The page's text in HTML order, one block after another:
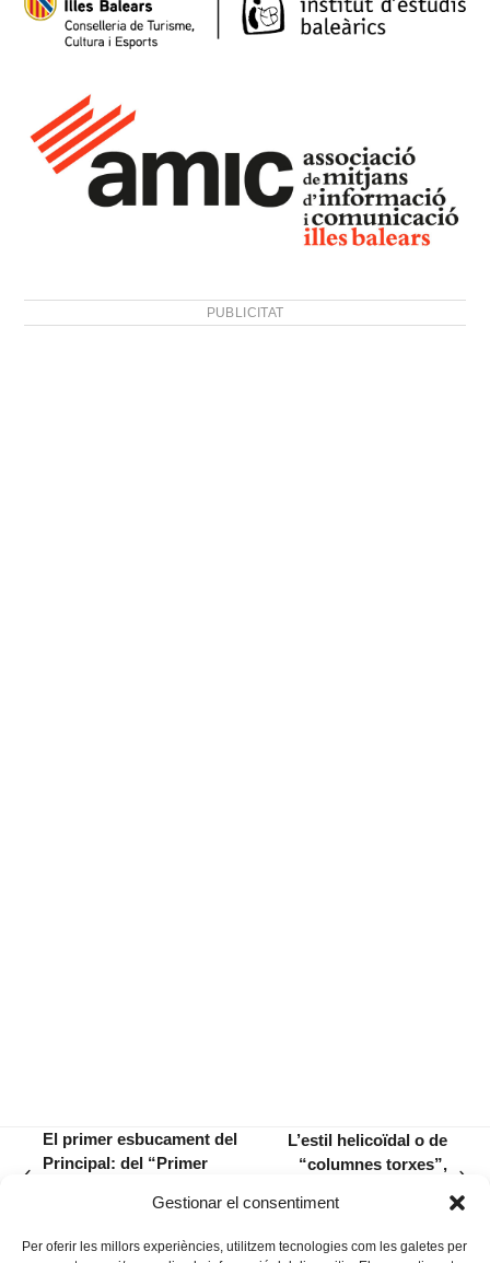
Gestionar el consentiment
Per oferir les millors experiències, utilitzem tecnologies com les galetes per
PUBLICITAT
El primer esbucament del
Principal: del “Primer
post:
L’estil helicoïdal o de
“columnes torxes”,